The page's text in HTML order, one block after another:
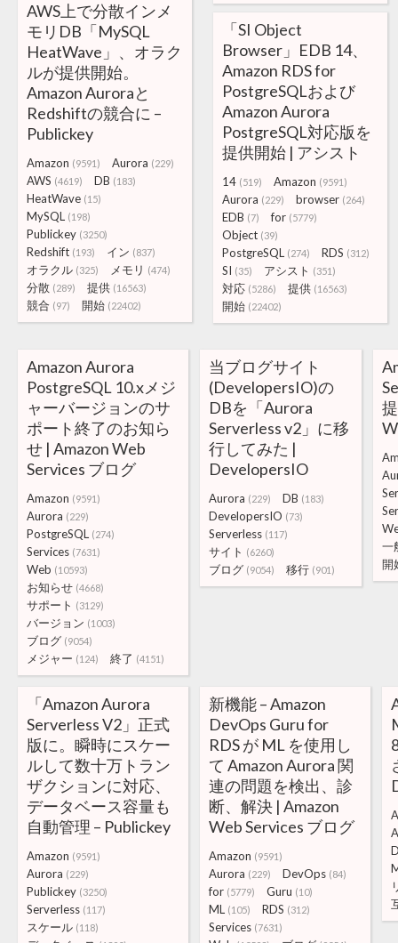
AWS上で分散インメ
モリDB「MySQL
HeatWave」、オラク
ルが提供開始。
Amazon Auroraと
Redshiftの競合に –
Publickey
Amazon (9591) Aurora (229)
AWS (4619) DB (183)
HeatWave (15)
MySQL (198)
Publickey (3250)
Redshift (193) イン (837)
オラクル (325) メモリ (474)
分散 (289) 提供 (16563)
競合 (97) 開始 (22402)
「SI Object
Browser」EDB 14、
Amazon RDS for
PostgreSQLおよび
Amazon Aurora
PostgreSQL対応版を
提供開始 | アシスト
14 (519) Amazon (9591)
Aurora (229) browser (264)
EDB (7) for (5779)
Object (39)
PostgreSQL (274) RDS (312)
SI (35) アシスト (351)
対応 (5286) 提供 (16563)
開始 (22402)
Amazon Aurora
PostgreSQL 10.xメジ
ャーバージョンのサ
ポート終了のお知ら
せ | Amazon Web
Services ブログ
Amazon (9591)
Aurora (229)
PostgreSQL (274)
Services (7631)
Web (10593)
お知らせ (4668)
サポート (3129)
バージョン (1003)
ブログ (9054)
メジャー (124) 終了 (4151)
当ブログサイト
(DevelopersIO)の
DBを「Aurora
Serverless v2」に移
行してみた |
DevelopersIO
Aurora (229) DB (183)
DevelopersIO (73)
Serverless (117)
サイト (6260)
ブログ (9054) 移行 (901)
一
開
「Amazon Aurora
Serverless V2」正式
版に。瞬時にスケー
ルして数十万トラン
ザクションに対応、
データベース容量も
自動管理 – Publickey
Amazon (9591)
Aurora (229)
Publickey (3250)
Serverless (117)
スケール (118)
新機能 – Amazon
DevOps Guru for
RDS が ML を使用し
て Amazon Aurora 関
連の問題を検出、診
断、解決 | Amazon
Web Services ブログ
Amazon (9591)
Aurora (229) DevOps (84)
for (5779) Guru (10)
ML (105) RDS (312)
Services (7631)